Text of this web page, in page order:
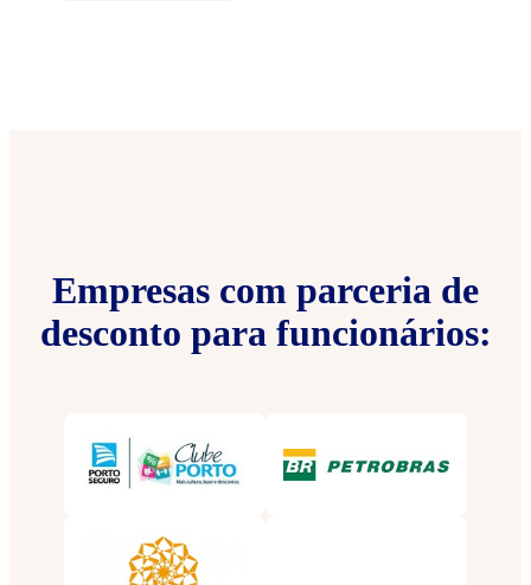
Empresas com parceria de
desconto para funcionários: